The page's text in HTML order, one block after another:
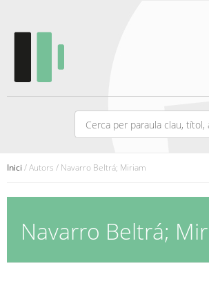
Inici / Autors / Navarro Beltrá; Miriam
Navarro Beltrá;